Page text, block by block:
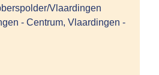
Vlaardingen
- Centrum, Vlaardingen -